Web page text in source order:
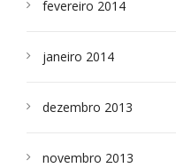
fevereiro 2014
janeiro 2014
dezembro 2013
novembro 2013